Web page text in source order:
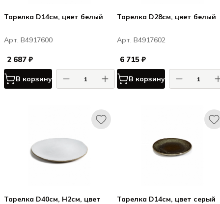
Тарелка D14см, цвет белый
Арт. B4917600
2 687 ₽
В корзину
Тарелка D28см, цвет белый
Арт. B4917602
6 715 ₽
В корзину
Тарелка D40см, H2см, цвет
Тарелка D14см, цвет серый